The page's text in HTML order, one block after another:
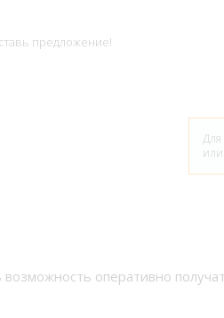
предложение!
Для
или
оперативно